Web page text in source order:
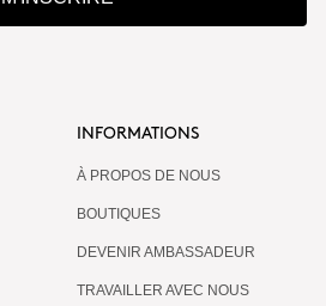
INFORMATIONS
À PROPOS DE NOUS
BOUTIQUES
DEVENIR AMBASSADEUR
TRAVAILLER AVEC NOUS